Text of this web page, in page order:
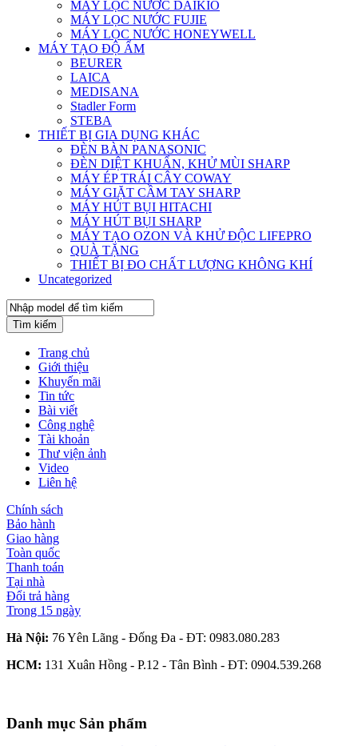
MÁY LỌC NƯỚC DAIKIO
MÁY LỌC NƯỚC FUJIE
MÁY LỌC NƯỚC HONEYWELL
MÁY TẠO ĐỘ ẨM
BEURER
LAICA
MEDISANA
Stadler Form
STEBA
THIẾT BỊ GIA DỤNG KHÁC
ĐÈN BÀN PANASONIC
ĐÈN DIỆT KHUẨN, KHỬ MÙI SHARP
MÁY ÉP TRÁI CÂY COWAY
MÁY GIẶT CẦM TAY SHARP
MÁY HÚT BỤI HITACHI
MÁY HÚT BỤI SHARP
MÁY TẠO OZON VÀ KHỬ ĐỘC LIFEPRO
QUÀ TẶNG
THIẾT BỊ ĐO CHẤT LƯỢNG KHÔNG KHÍ
Uncategorized
Tìm kiếm
Trang chủ
Giới thiệu
Khuyến mãi
Tin tức
Bài viết
Công nghệ
Tài khoản
Thư viện ảnh
Video
Liên hệ
Chính sách
Bảo hành
Giao hàng
Toàn quốc
Thanh toán
Tại nhà
Đổi trả hàng
Trong 15 ngày
Hà Nội: 76 Yên Lãng - Đống Đa - ĐT: 0983.080.283
HCM: 131 Xuân Hồng - P.12 - Tân Bình - ĐT: 0904.539.268
Danh mục Sản phẩm